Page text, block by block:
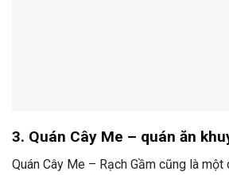
3. Quán Cây Me – quán ăn
Quán Cây Me – Rạch Gầm cũng là một